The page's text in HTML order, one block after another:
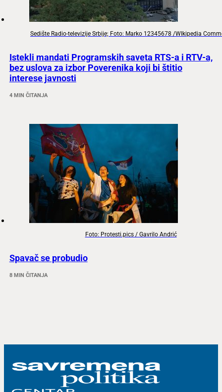
Sedište Radio-televizije Srbije; Foto: Marko 12345678 /WIkipedia
Istekli mandati Programskih saveta RTS-a i RTV-a,
bez uslova za izbor Poverenika koji bi štitio
interese javnosti
4 MIN ČITANJA
Foto: Protesti.pics / Gavrilo Andrić
Spavač se probudio
8 MIN ČITANJA